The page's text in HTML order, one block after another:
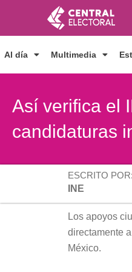
contenido
Al día Multimedia
Así verifica el
candidaturas
ESCRITO POR:
INE
Los apoyos
directamente
México.